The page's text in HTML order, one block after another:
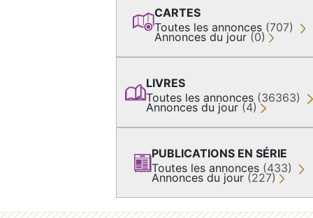
CARTES
Toutes les annonces (707)
Annonces du jour (0)
LIVRES
Toutes les annonces (36363)
Annonces du jour (4)
PUBLICATIONS EN SÉRIE
Toutes les annonces (433)
Annonces du jour (227)